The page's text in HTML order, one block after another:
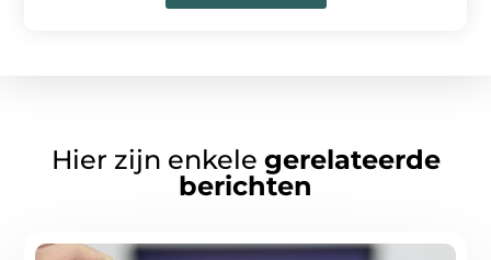
Hier zijn enkele gerelateerde
berichten